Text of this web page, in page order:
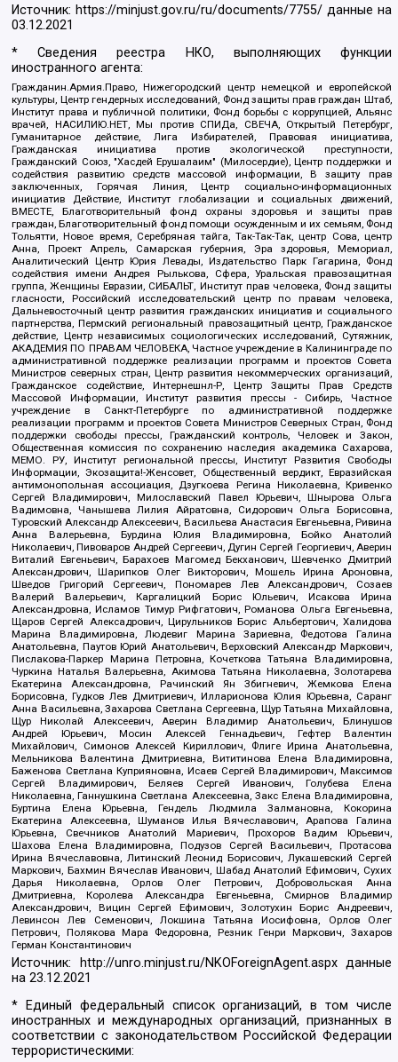
Источник: https://minjust.gov.ru/ru/documents/7755/ данные на
03.12.2021
* Сведения реестра НКО, выполняющих функции
иностранного агента:
Гражданин.Армия.Право, Нижегородский центр немецкой и европейской
культуры, Центр гендерных исследований, Фонд защиты прав граждан Штаб,
Институт права и публичной политики, Фонд борьбы с коррупцией, Альянс
врачей, НАСИЛИЮ.НЕТ, Мы против СПИДа, СВЕЧА, Открытый Петербург,
Гуманитарное действие, Лига Избирателей, Правовая инициатива,
Гражданская инициатива против экологической преступности,
Гражданский Союз, "Хасдей Ерушалаим" (Милосердие), Центр поддержки и
содействия развитию средств массовой информации, В защиту прав
заключенных, Горячая Линия, Центр социально-информационных
инициатив Действие, Институт глобализации и социальных движений,
ВМЕСТЕ, Благотворительный фонд охраны здоровья и защиты прав
граждан, Благотворительный фонд помощи осужденным и их семьям, Фонд
Тольятти, Новое время, Серебряная тайга, Так-Так-Так, центр Сова, центр
Анна, Проект Апрель, Самарская губерния, Эра здоровья, Мемориал,
Аналитический Центр Юрия Левады, Издательство Парк Гагарина, Фонд
содействия имени Андрея Рылькова, Сфера, Уральская правозащитная
группа, Женщины Евразии, СИБАЛЬТ, Институт прав человека, Фонд защиты
гласности, Российский исследовательский центр по правам человека,
Дальневосточный центр развития гражданских инициатив и социального
партнерства, Пермский региональный правозащитный центр, Гражданское
действие, Центр независимых социологических исследований, Сутяжник,
АКАДЕМИЯ ПО ПРАВАМ ЧЕЛОВЕКА, Частное учреждение в Калининграде по
административной поддержке реализации программ и проектов Совета
Министров северных стран, Центр развития некоммерческих организаций,
Гражданское содействие, Интернешнл-Р, Центр Защиты Прав Средств
Массовой Информации, Институт развития прессы - Сибирь, Частное
учреждение в Санкт-Петербурге по административной поддержке
реализации программ и проектов Совета Министров Северных Стран, Фонд
поддержки свободы прессы, Гражданский контроль, Человек и Закон,
Общественная комиссия по сохранению наследия академика Сахарова,
МЕМО. РУ, Институт региональной прессы, Институт Развития Свободы
Информации, Экозащита!-Женсовет, Общественный вердикт, Евразийская
антимонопольная ассоциация, Дзугкоева Регина Николаевна, Кривенко
Сергей Владимирович, Милославский Павел Юрьевич, Шнырова Ольга
Вадимовна, Чанышева Лилия Айратовна, Сидорович Ольга Борисовна,
Туровский Александр Алексеевич, Васильева Анастасия Евгеньевна, Ривина
Анна Валерьевна, Бурдина Юлия Владимировна, Бойко Анатолий
Николаевич, Пивоваров Андрей Сергеевич, Дугин Сергей Георгиевич, Аверин
Виталий Евгеньевич, Барахоев Магомед Бекханович, Шевченко Дмитрий
Александрович, Шарипков Олег Викторович, Мошель Ирина Ароновна,
Шведов Григорий Сергеевич, Пономарев Лев Александрович, Созаев
Валерий Валерьевич, Каргалицкий Борис Юльевич, Исакова Ирина
Александровна, Исламов Тимур Рифгатович, Романова Ольга Евгеньевна,
Щаров Сергей Алексадрович, Цирульников Борис Альбертович, Халидова
Марина Владимировна, Людевиг Марина Зариевна, Федотова Галина
Анатольевна, Паутов Юрий Анатольевич, Верховский Александр Маркович,
Пислакова-Паркер Марина Петровна, Кочеткова Татьяна Владимировна,
Чуркина Наталья Валерьевна, Акимова Татьяна Николаевна, Золотарева
Екатерина Александровна, Рачинский Ян Збигневич, Жемкова Елена
Борисовна, Гудков Лев Дмитриевич, Илларионова Юлия Юрьевна, Саранг
Анна Васильевна, Захарова Светлана Сергеевна, Щур Татьяна Михайловна,
Щур Николай Алексеевич, Аверин Владимир Анатольевич, Блинушов
Андрей Юрьевич, Мосин Алексей Геннадьевич, Гефтер Валентин
Михайлович, Симонов Алексей Кириллович, Флиге Ирина Анатольевна,
Мельникова Валентина Дмитриевна, Вититинова Елена Владимировна,
Баженова Светлана Куприяновна, Исаев Сергей Владимирович, Максимов
Сергей Владимирович, Беляев Сергей Иванович, Голубева Елена
Николаевна, Ганнушкина Светлана Алексеевна, Закс Елена Владимировна,
Буртина Елена Юрьевна, Гендель Людмила Залмановна, Кокорина
Екатерина Алексеевна, Шуманов Илья Вячеславович, Арапова Галина
Юрьевна, Свечников Анатолий Мариевич, Прохоров Вадим Юрьевич,
Шахова Елена Владимировна, Подузов Сергей Васильевич, Протасова
Ирина Вячеславовна, Литинский Леонид Борисович, Лукашевский Сергей
Маркович, Бахмин Вячеслав Иванович, Шабад Анатолий Ефимович, Сухих
Дарья Николаевна, Орлов Олег Петрович, Добровольская Анна
Дмитриевна, Королева Александра Евгеньевна, Смирнов Владимир
Александрович, Вицин Сергей Ефимович, Золотухин Борис Андреевич,
Левинсон Лев Семенович, Локшина Татьяна Иосифовна, Орлов Олег
Петрович, Полякова Мара Федоровна, Резник Генри Маркович, Захаров
Герман Константинович
Источник: http://unro.minjust.ru/NKOForeignAgent.aspxданные
на23.12.2021
* Единый федеральный список организаций, в том числе
иностранных и международных организаций, признанных в
соответствии с законодательством Российской Федерации
террористическими: